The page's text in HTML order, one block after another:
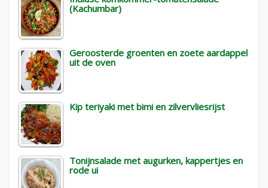
(Kachumbar)
Geroosterde groenten en zoete aardappel
uit de oven
Kip teriyaki met bimi en zilvervliesrijst
Tonijnsalade met augurken, kappertjes en
rode ui